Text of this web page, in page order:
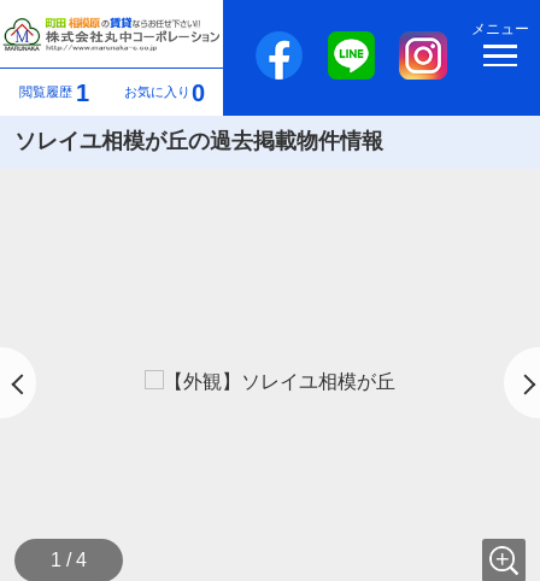
閲覧履歴 1 お気に入り 0
メニュー
ソレイユ相模が丘の過去掲載物件情報
1 / 4